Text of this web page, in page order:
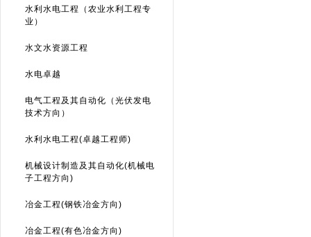
水利水电工程（农业水利工程专
业）
水文水资源工程
水电卓越
电气工程及其自动化（光伏发电
技术方向）
水利水电工程(卓越工程师)
机械设计制造及其自动化(机械电
子工程方向)
冶金工程(钢铁冶金方向)
冶金工程(有色冶金方向)